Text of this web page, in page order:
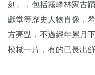
刻」，包括霧峰林家古
獻堂等歷史人物肖像，
方亮點，不過經年累月
模糊一片，有的已長出